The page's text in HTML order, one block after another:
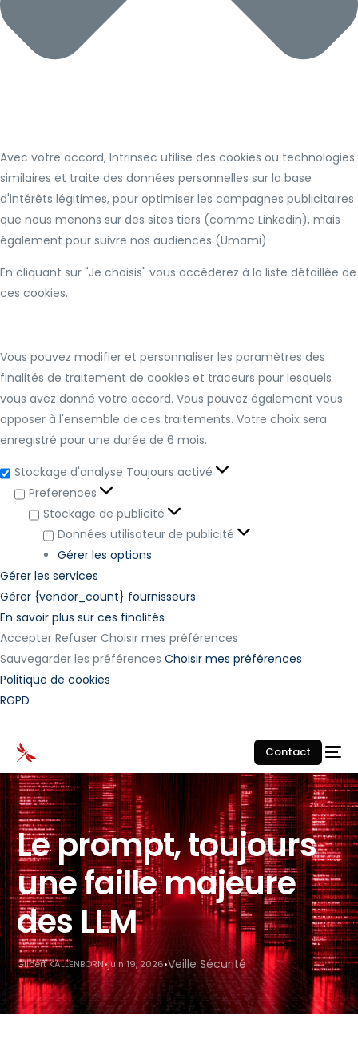
Avec votre accord, Intrinsec utilise des cookies ou technologies
similaires et traite des données personnelles sur la base
d'intérêts légitimes, pour optimiser les campagnes publicitaires
que nous menons sur des sites tiers (comme Linkedin), mais
également pour suivre nos audiences (Umami)
En cliquant sur "Je choisis" vous accéderez à la liste détaillée de
ces cookies.
Vous pouvez modifier et personnaliser les paramètres des
finalités de traitement de cookies et traceurs pour lesquels
vous avez donné votre accord. Vous pouvez également vous
opposer à l'ensemble de ces traitements. Votre choix sera
enregistré pour une durée de 6 mois.
Stockage d'analyse Toujours activé
Preferences
Stockage de publicité
Données utilisateur de publicité
Gérer les options
Gérer les services
Gérer {vendor_count} fournisseurs
En savoir plus sur ces finalités
Accepter Refuser Choisir mes préférences
Sauvegarder les préférences Choisir mes préférences
Politique de cookies
RGPD
Contact
Le prompt, toujours
une faille majeure
des LLM
Gilbert KALLENBORN juin 19, 2026 Veille Sécurité